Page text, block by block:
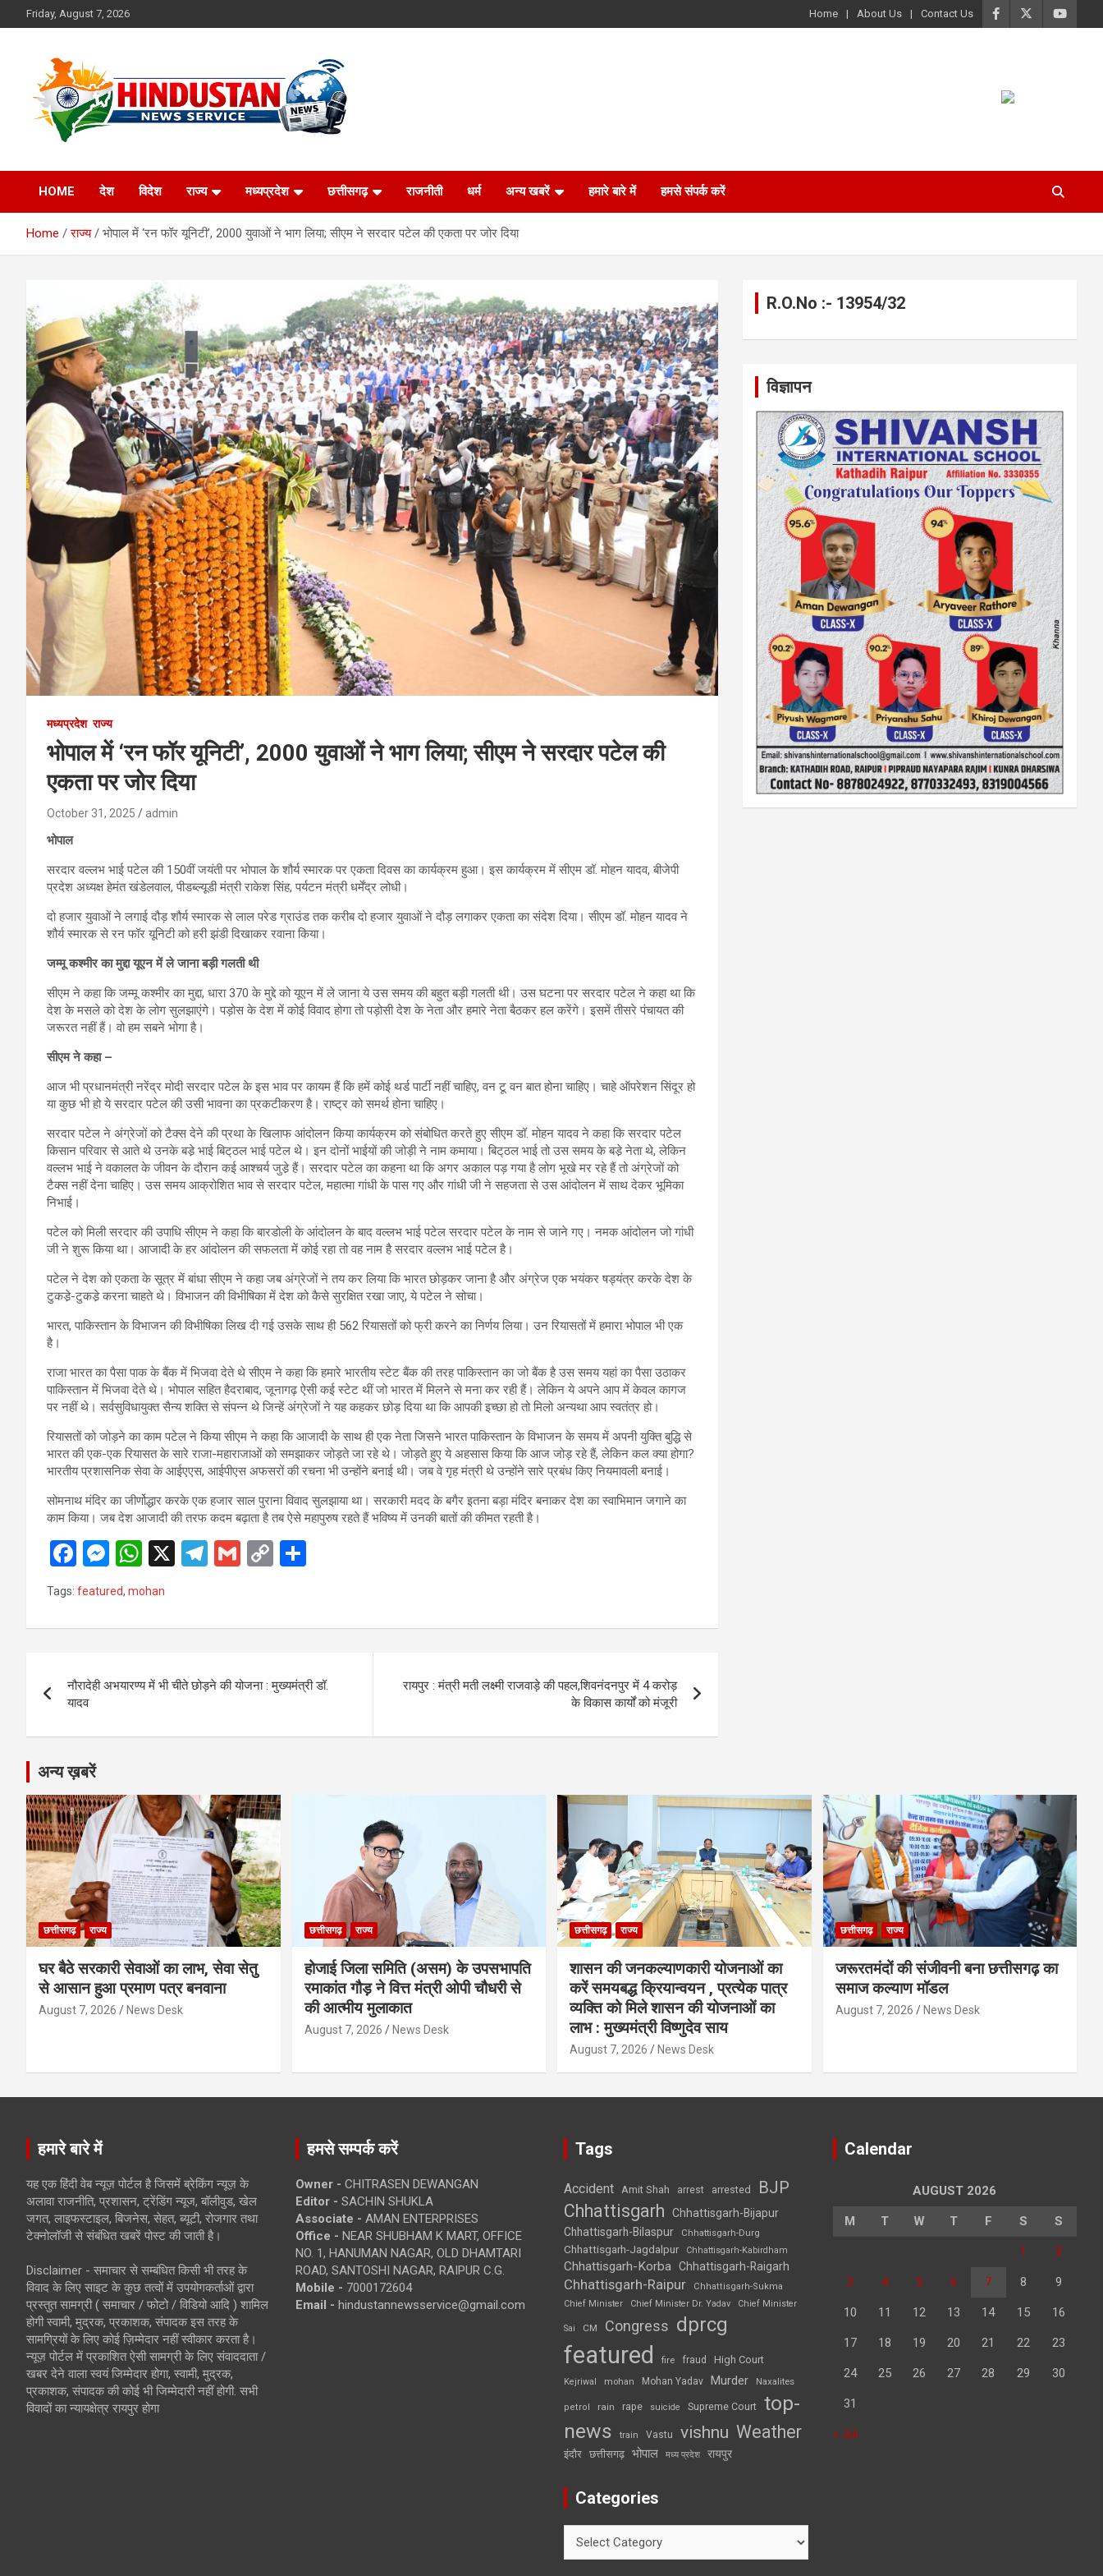
to
Friday, August 7, 2026 Home About Us Contact Us
Hindustan News
Service
HOME देश विदेश राज्य मध्यप्रदेश छत्तीसगढ़ राजनीती धर्म अन्य खबरें हमारे बारे में हमसे संपर्क करें
Home राज्य भोपाल में ‘रन फॉर यूनिटी’, 2000 युवाओं ने भाग लिया; सीएम ने सरदार पटेल की एकता पर जोर दिया
मध्यप्रदेश राज्य
भोपाल में ‘रन फॉर यूनिटी’, 2000 युवाओं ने भाग लिया; सीएम ने सरदार पटेल की
एकता पर जोर दिया
October 31, 2025 admin
भोपाल
सरदार वल्लभ भाई पटेल की 150वीं जयंती पर भोपाल के शौर्य स्मारक पर एकता दिवस का कार्यक्रम हुआ। इस कार्यक्रम में सीएम डॉ. मोहन यादव, बीजेपी
प्रदेश अध्यक्ष हेमंत खंडेलवाल, पीडब्ल्यूडी मंत्री राकेश सिंह, पर्यटन मंत्री धर्मेंद्र लोधी।
दो हजार युवाओं ने लगाई दौड़ शौर्य स्मारक से लाल परेड ग्राउंड तक करीब दो हजार युवाओं ने दौड़ लगाकर एकता का संदेश दिया। सीएम डॉ. मोहन यादव ने
शौर्य स्मारक से रन फॉर यूनिटी को हरी झंडी दिखाकर रवाना किया।
जम्मू कश्मीर का मुद्दा यूएन में ले जाना बड़ी गलती थी
सीएम ने कहा कि जम्मू कश्मीर का मुद्दा, धारा 370 के मुद्दे को यूएन में ले जाना ये उस समय की बहुत बड़ी गलती थी। उस घटना पर सरदार पटेल ने कहा था कि
देश के मसले को देश के लोग सुलझाएंगे। पड़ोस के देश में कोई विवाद होगा तो पड़ोसी देश के नेता और हमारे नेता बैठकर हल करेंगे। इसमें तीसरे पंचायत की
जरूरत नहीं हैं। वो हम सबने भोगा है।
सीएम ने कहा –
आज भी प्रधानमंत्री नरेंद्र मोदी सरदार पटेल के इस भाव पर कायम हैं कि हमें कोई थर्ड पार्टी नहीं चाहिए, वन टू वन बात होना चाहिए। चाहे ऑपरेशन सिंदूर हो
या कुछ भी हो ये सरदार पटेल की उसी भावना का प्रकटीकरण है। राष्ट्र को समर्थ होना चाहिए।
सरदार पटेल ने अंग्रेजों को टैक्स देने की प्रथा के खिलाफ आंदोलन किया कार्यक्रम को संबोधित करते हुए सीएम डॉ. मोहन यादव ने कहा कि सरदार पटेल
किसान परिवार से आते थे उनके बडे़ भाई बिट्‌ठल भाई पटेल थे। इन दोनों भाईयों की जोड़ी ने नाम कमाया। बिट्‌ठल भाई तो उस समय के बडे़ नेता थे, लेकिन
वल्लभ भाई ने वकालत के जीवन के दौरान कई आश्चर्य जुडे़ हैं। सरदार पटेल का कहना था कि अगर अकाल पड़ गया है लोग भूखे मर रहे हैं तो अंग्रेजों को
टैक्स नहीं देना चाहिए। उस समय आक्रोशित भाव से सरदार पटेल, महात्मा गांधी के पास गए और गांधी जी ने सहजता से उस आंदोलन में साथ देकर भूमिका
निभाई।
पटेल को मिली सरदार की उपाधि सीएम ने कहा कि बारडोली के आंदोलन के बाद वल्लभ भाई पटेल सरदार पटेल के नाम से जाने गए। नमक आंदोलन जो गांधी
जी ने शुरू किया था। आजादी के हर आंदोलन की सफलता में कोई रहा तो वह नाम है सरदार वल्लभ भाई पटेल है।
पटेल ने देश को एकता के सूत्र में बांधा सीएम ने कहा जब अंग्रेजों ने तय कर लिया कि भारत छोड़कर जाना है और अंग्रेज एक भयंकर षड्यंत्र करके देश के
टुकडे़-टुकडे़ करना चाहते थे। विभाजन की विभीषिका में देश को कैसे सुरक्षित रखा जाए, ये पटेल ने सोचा।
भारत, पाकिस्तान के विभाजन की विभीषिका लिख दी गई उसके साथ ही 562 रियासतों को फ्री करने का निर्णय लिया। उन रियासतों में हमारा भोपाल भी एक
है।
राजा भारत का पैसा पाक के बैंक में भिजवा देते थे सीएम ने कहा कि हमारे भारतीय स्टेट बैंक की तरह पाकिस्तान का जो बैंक है उस समय यहां का पैसा उठाकर
पाकिस्तान में भिजवा देते थे। भोपाल सहित हैदराबाद, जूनागढ़ ऐसी कई स्टेट थीं जो भारत में मिलने से मना कर रही हैं। लेकिन ये अपने आप में केवल कागज
पर नहीं थे। सर्वसुविधायुक्त सैन्य शक्ति से संपन्न थे जिन्हें अंग्रेजों ने यह कहकर छोड़ दिया था कि आपकी इच्छा हो तो मिलो अन्यथा आप स्वतंत्र हो।
रियासतों को जोड़ने का काम पटेल ने किया सीएम ने कहा कि आजादी के साथ ही एक नेता जिसने भारत पाकिस्तान के विभाजन के समय में अपनी युक्ति बुद्धि से
भारत की एक-एक रियासत के सारे राजा-महाराजाओं को समझाकर जोड़ते जा रहे थे। जोड़ते हुए ये अहसास किया कि आज जोड़ रहे हैं, लेकिन कल क्या होगा?
भारतीय प्रशासनिक सेवा के आईएएस, आईपीएस अफसरों की रचना भी उन्होंने बनाई थी। जब वे गृह मंत्री थे उन्होंने सारे प्रबंध किए नियमावली बनाई।
सोमनाथ मंदिर का जीर्णोद्धार करके एक हजार साल पुराना विवाद सुलझाया था। सरकारी मदद के बगैर इतना बड़ा मंदिर बनाकर देश का स्वाभिमान जगाने का
काम किया। जब देश आजादी की तरफ कदम बढ़ाता है तब ऐसे महापुरुष रहते हैं भविष्य में उनकी बातों की कीमत रहती है।
F
a
ce
b
o
k
M
es
se
n
er
W
h
at
s
p
X
T
gr
m
G
C
Li
k
e
Tags: featured, mohan
navigation
नौरादेही अभयारण्य में भी चीते छोड़ने की योजना : मुख्यमंत्री डॉ.
यादव
रायपुर : मंत्री मती लक्ष्मी राजवाड़े की पहल,शिवनंदनपुर में 4 करोड़
के विकास कार्यों को मंजूरी
R.O.No :- 13954/32
विज्ञापन
अन्य ख़बरें
छत्तीसगढ़ राज्य
घर बैठे सरकारी सेवाओं का लाभ, सेवा सेतु
से आसान हुआ प्रमाण पत्र बनवाना
August 7, 2026 News Desk
छत्तीसगढ़ राज्य
होजाई जिला समिति (असम) के उपसभापति
रमाकांत गौड़ ने वित्त मंत्री ओपी चौधरी से
की आत्मीय मुलाकात
August 7, 2026 News Desk
छत्तीसगढ़ राज्य
शासन की जनकल्याणकारी योजनाओं का
करें समयबद्ध क्रियान्वयन , प्रत्येक पात्र
व्यक्ति को मिले शासन की योजनाओं का
लाभ : मुख्यमंत्री विष्णुदेव साय
August 7, 2026 News Desk
छत्तीसगढ़ राज्य
जरूरतमंदों की संजीवनी बना छत्तीसगढ़ का
समाज कल्याण मॉडल
August 7, 2026 News Desk
हमारे बारे में
यह एक हिंदी वेब न्यूज़ पोर्टल है जिसमें ब्रेकिंग न्यूज़ के
अलावा राजनीति, प्रशासन, ट्रेंडिंग न्यूज, बॉलीवुड, खेल
जगत, लाइफस्टाइल, बिजनेस, सेहत, ब्यूटी, रोजगार तथा
टेक्नोलॉजी से संबंधित खबरें पोस्ट की जाती है।
Disclaimer - समाचार से सम्बंधित किसी भी तरह के
विवाद के लिए साइट के कुछ तत्वों में उपयोगकर्ताओं द्वारा
प्रस्तुत सामग्री ( समाचार / फोटो / विडियो आदि ) शामिल
होगी स्वामी, मुद्रक, प्रकाशक, संपादक इस तरह के
सामग्रियों के लिए कोई ज़िम्मेदार नहीं स्वीकार करता है।
न्यूज़ पोर्टल में प्रकाशित ऐसी सामग्री के लिए संवाददाता /
खबर देने वाला स्वयं जिम्मेदार होगा, स्वामी, मुद्रक,
प्रकाशक, संपादक की कोई भी जिम्मेदारी नहीं होगी. सभी
विवादों का न्यायक्षेत्र रायपुर होगा
हमसे सम्पर्क करें
Owner - CHITRASEN DEWANGAN
Editor - SACHIN SHUKLA
Associate - AMAN ENTERPRISES
Office - NEAR SHUBHAM K MART, OFFICE
NO. 1, HANUMAN NAGAR, OLD DHAMTARI
ROAD, SANTOSHI NAGAR, RAIPUR C.G.
Mobile - 7000172604
Email - hindustannewsservice@gmail.com
Tags
Accident Amit Shah arrest arrested BJP
Chhattisgarh
Chhattisgarh-Bijapur
Chhattisgarh-Bilaspur
Chhattisgarh-Durg
Chhattisgarh-Jagdalpur Chhattisgarh-Kabirdham
Chhattisgarh-Korba Chhattisgarh-Raigarh
Chhattisgarh-Raipur
Chhattisgarh-Sukma
Chief Minister
Chief Minister Dr. Yadav Chief Minister
Sai CM Congress dprcg
featured fire fraud High Court
Kejriwal mohan Mohan Yadav Murder Naxalites
petrol rain rape suicide Supreme Court top-
news
train Vastu vishnu Weather
इंदौर छत्तीसगढ़ भोपाल मध्य प्रदेश रायपुर
Categories
Calendar
AUGUST 2026
M T W T F S S
1 2
3 4 5 6 7 8 9
10 11 12 13 14 15 16
17 18 19 20 21 22 23
24 25 26 27 28 29 30
31
« Jul